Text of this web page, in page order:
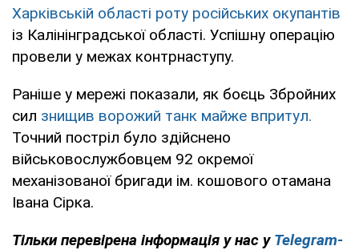
Харківській області роту російських окупантів
із Калінінградської області. Успішну операцію
провели у межах контрнаступу.
Раніше у мережі показали, як боєць Збройних
сил знищив ворожий танк майже впритул.
Точний постріл було здійснено
військовослужбовцем 92 окремої
механізованої бригади ім. кошового отамана
Івана Сірка.
Тільки перевірена інформація у нас у Telegram-